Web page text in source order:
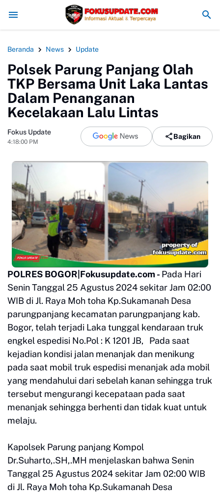
Beraksi! Saat PT.PMC Halalkan Segala Cara Injak-Injak Petani
Beranda News Update
Polsek Parung Panjang Olah
TKP Bersama Unit Laka Lantas
Dalam Penanganan
Kecelakaan Lalu Lintas
Fokus Update
4:18:00 PM
Bagikan
POLRES BOGOR|Fokusupdate.com - Pada Hari
Senin Tanggal 25 Agustus 2024 sekitar Jam 02:00
WIB di Jl. Raya Moh toha Kp.Sukamanah Desa
parungpanjang kecamatan parungpanjang kab.
Bogor, telah terjadi Laka tunggal kendaraan truk
engkel espedisi No.Pol : K 1201 JB, Pada saat
kejadian kondisi jalan menanjak dan menikung
pada saat mobil truk espedisi menanjak ada mobil
yang mendahului dari sebelah kanan sehingga truk
tersebut mengurangi kecepataan pada saat
menanjak sehingga berhenti dan tidak kuat untuk
melaju.
Kapolsek Parung panjang Kompol
Dr.Suharto,.SH,.MH menjelaskan bahwa Senin
Tanggal 25 Agustus 2024 sekitar Jam 02:00 WIB
di Jl. Raya Moh toha Kp.Sukamanah Desa